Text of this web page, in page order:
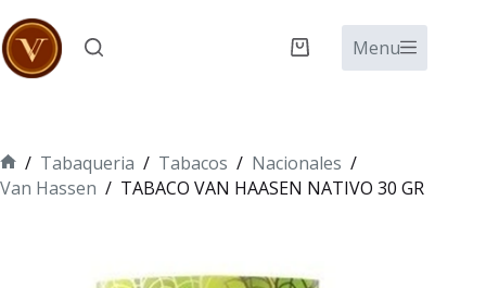
al
contenido
Carro
Menu
Inicio
/ Tabaqueria / Tabacos / Nacionales /
Van Hassen / TABACO VAN HAASEN NATIVO 30 GR